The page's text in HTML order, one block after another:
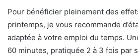
Pour bénéficier pleinement des
printemps, je vous recommande
adaptée à votre emploi du temps.
60 minutes, pratiquée 2 à 3 fois par